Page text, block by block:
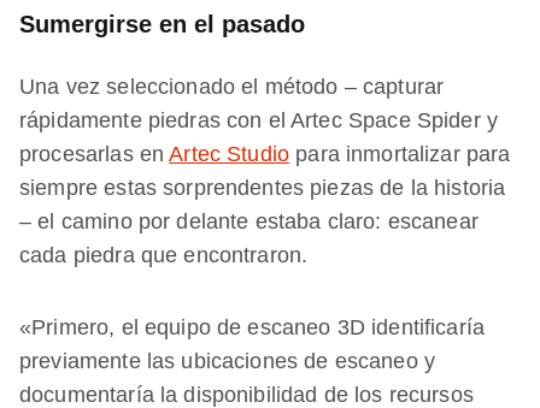
Sumergirse en el pasado
Una vez seleccionado el método – capturar
rápidamente piedras con el Artec Space Spider y
procesarlas enArtec Studio para inmortalizar para
siempre estas sorprendentes piezas de la historia
– el camino por delante estaba claro: escanear
cada piedra que encontraron.
«Primero, el equipo de escaneo 3D identificaría
previamente las ubicaciones de escaneo y
documentaría la disponibilidad de los recursos